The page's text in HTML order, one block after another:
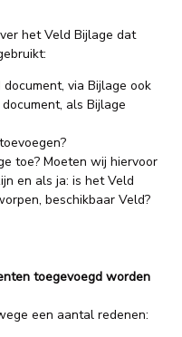
het Veld Bijlage dat
via Bijlage ook
als Bijlage
toe? Moeten wij hiervoor
en als ja: is het Veld
beschikbaar Veld?
toegevoegd worden
een aantal redenen: